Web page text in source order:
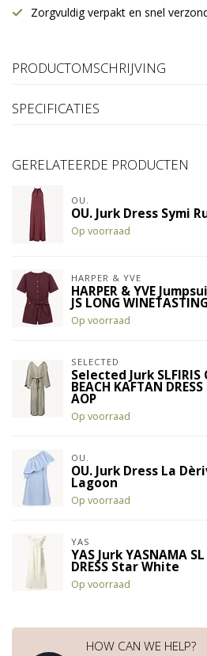
Zorgvuldig verpakt en snel
PRODUCTOMSCHRIJVING
SPECIFICATIES
GERELATEERDE PRODUCTEN
OU.
OU. Jurk Dress Symi
Op voorraad
HARPER & YVE
HARPER & YVE
JS LONG WINETASTING
Op voorraad
SELECTED
Selected Jurk SLFIRIS
BEACH KAFTAN
AOP
Op voorraad
OU.
OU. Jurk Dress La
Lagoon
Op voorraad
YAS
YAS Jurk YASNAMA
DRESS Star White
Op voorraad
HOW CAN WE HELP?